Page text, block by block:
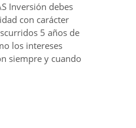
Inversión debes
con carácter
5 años de
los intereses
siempre y cuando